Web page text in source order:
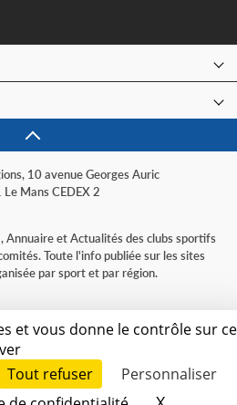
et vous donne le contrôle sur
Tout refuser
Personnaliser
10 avenue Georges Auric
Mans CEDEX 2
Annuaire et Actualités des clubs sportifs
Toute l'info publiée sur les sites
par sport et par région.